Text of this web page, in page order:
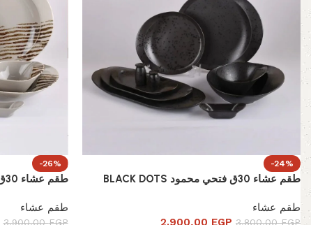
-24%
طقم عشاء 30ق فتحي محمود BLACK DOTS
طقم عشاء
3.800,00EGP
2.900,00 EGP
-26%
طقم عشاء 30ق فتحي محمود STRIPED GREY
طقم عشاء
3.900,00EGP